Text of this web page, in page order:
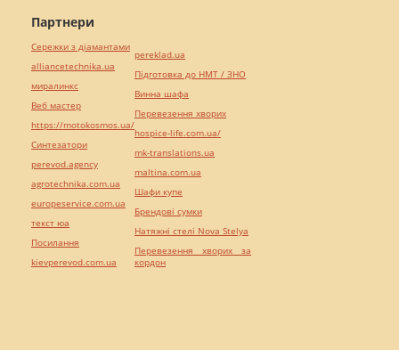
Партнери
Сережки з діамантами
alliancetechnika.ua
миралинкс
Веб мастер
https://motokosmos.ua/
Синтезатори
perevod.agency
agrotechnika.com.ua
europeservice.com.ua
текст юа
Посилання
kievperevod.com.ua
pereklad.ua
Підготовка до НМТ / ЗНО
Винна шафа
Перевезення хворих
hospice-life.com.ua/
mk-translations.ua
maltina.com.ua
Шафи купе
Брендові сумки
Натяжні стелі Nova Stelya
Перевезення хворих за
кордон